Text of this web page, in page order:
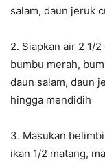
salam, daun jeruk
2. Siapkan air 2 1/
bumbu merah,
daun salam, daun
hingga mendidih
3. Masukan
ikan 1/2 matang,